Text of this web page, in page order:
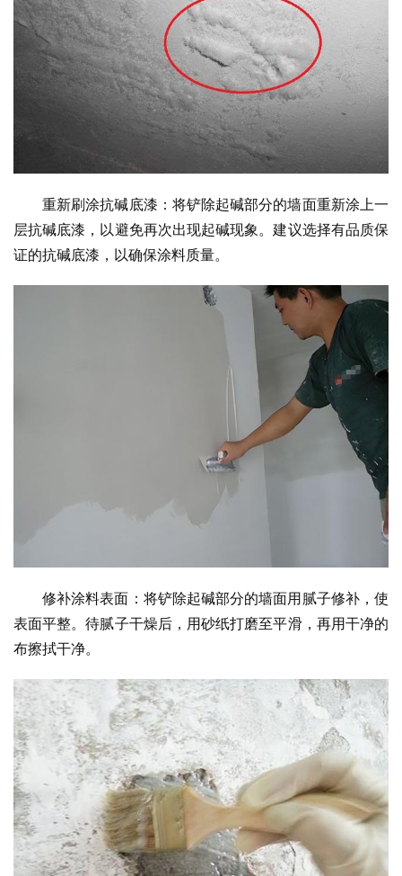
重新刷涂抗碱底漆：将铲除起碱部分的墙面重新涂上一
层抗碱底漆，以避免再次出现起碱现象。建议选择有品质保
证的抗碱底漆，以确保涂料质量。
修补涂料表面：将铲除起碱部分的墙面用腻子修补，使
表面平整。待腻子干燥后，用砂纸打磨至平滑，再用干净的
布擦拭干净。